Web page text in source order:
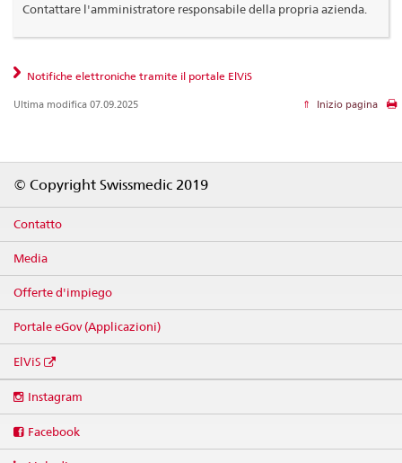
Contattare l'amministratore responsabile della propria azienda.
Notifiche elettroniche tramite il portale ElViS
Ultima modifica 07.09.2025 Inizio pagina
© Copyright Swissmedic 2019
Contatto
Media
Offerte d'impiego
Portale eGov (Applicazioni)
ElViS
media
Instagram
Facebook